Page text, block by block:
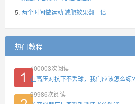
两个时间做运动 减肥效果翻一倍
热门教程
100003次阅读
在高压对抗下不丢球，我们应该怎么练?
99986次阅读